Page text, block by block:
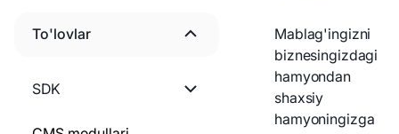
To'lovlar
SDK
Mablag'ingizni
biznesingizdagi
hamyondan
shaxsiy
hamyoningizga